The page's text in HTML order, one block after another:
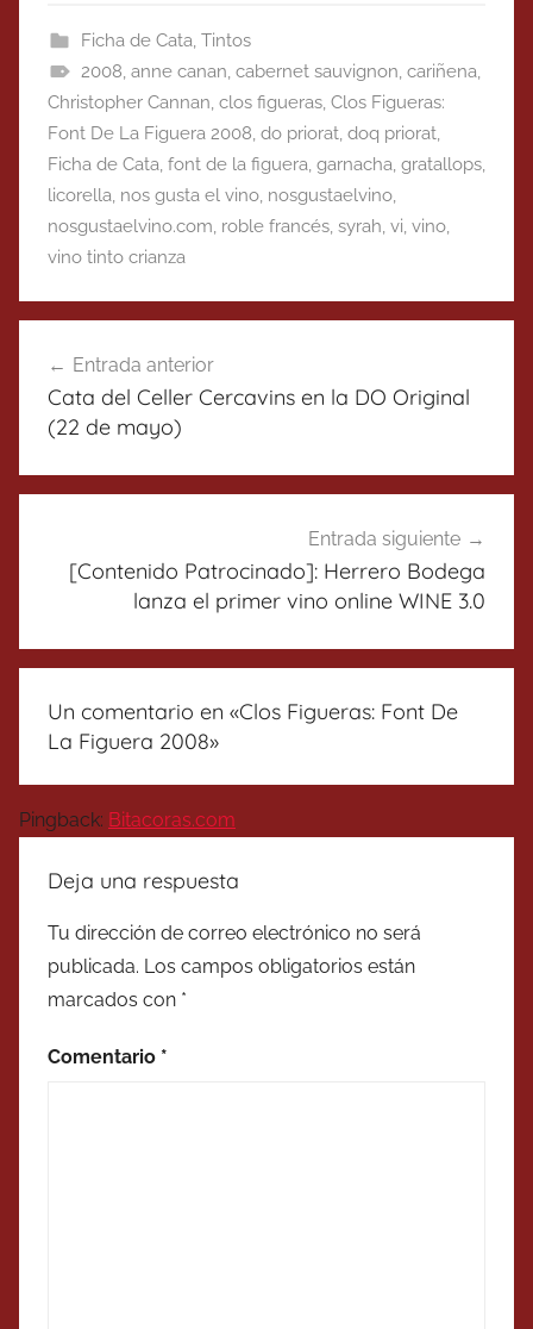
Ficha de Cata, Tintos
2008, anne canan, cabernet sauvignon, cariñena,
Christopher Cannan, clos figueras, Clos Figueras:
Font De La Figuera 2008, do priorat, doq priorat,
Ficha de Cata, font de la figuera, garnacha, gratallops,
licorella, nos gusta el vino, nosgustaelvino,
nosgustaelvino.com, roble francés, syrah, vi, vino,
vino tinto crianza
de
entradas
Entrada anterior
Cata del Celler Cercavins en la DO Original
(22 de mayo)
Entrada siguiente
[Contenido Patrocinado]: Herrero Bodega
lanza el primer vino online WINE 3.0
Un comentario en «Clos Figueras: Font De
La Figuera 2008»
Pingback: Bitacoras.com
Deja una respuesta
Tu dirección de correo electrónico no será
publicada. Los campos obligatorios están
marcados con *
Comentario *